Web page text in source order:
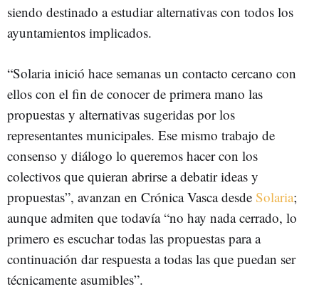
siendo destinado a estudiar alternativas con todos los
ayuntamientos implicados.
“Solaria inició hace semanas un contacto cercano con
ellos con el fin de conocer de primera mano las
propuestas y alternativas sugeridas por los
representantes municipales. Ese mismo trabajo de
consenso y diálogo lo queremos hacer con los
colectivos que quieran abrirse a debatir ideas y
propuestas”, avanzan en Crónica Vasca desde Solaria;
aunque admiten que todavía “no hay nada cerrado, lo
primero es escuchar todas las propuestas para a
continuación dar respuesta a todas las que puedan ser
técnicamente asumibles”.